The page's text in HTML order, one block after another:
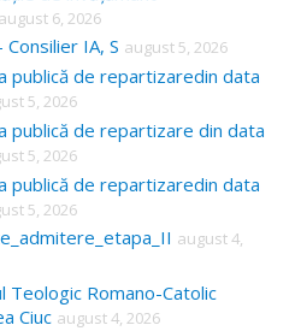
august 6, 2026
IA, S august 5, 2026
publică de repartizaredin data
5, 2026
publică de repartizare din data
5, 2026
publică de repartizaredin data
5, 2026
august 4,
Teologic Romano-Catolic
Ciuc august 4, 2026